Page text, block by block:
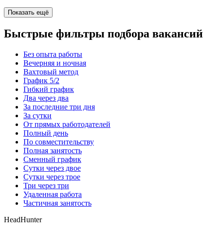
Показать ещё
Быстрые фильтры подбора вакансий
Без опыта работы
Вечерняя и ночная
Вахтовый метод
График 5/2
Гибкий график
Два через два
За последние три дня
За сутки
От прямых работодателей
Полный день
По совместительству
Полная занятость
Сменный график
Сутки через двое
Сутки через трое
Три через три
Удаленная работа
Частичная занятость
HeadHunter